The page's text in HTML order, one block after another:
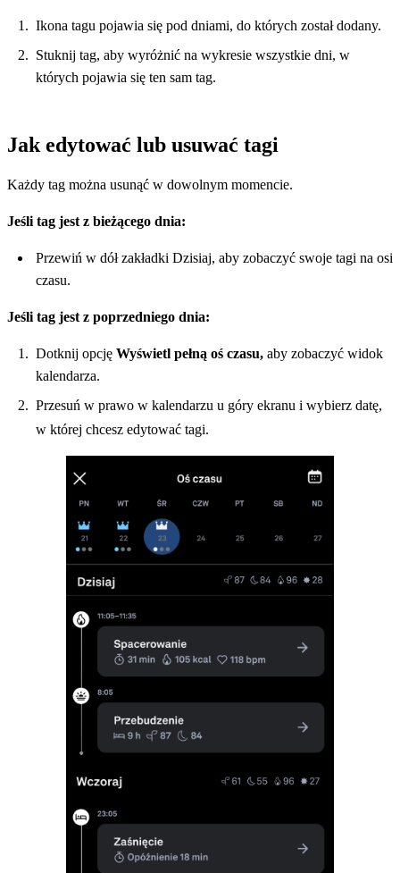
Ikona tagu pojawia się pod dniami, do których został dodany.
Stuknij tag, aby wyróżnić na wykresie wszystkie dni, w
których pojawia się ten sam tag.
Jak edytować lub usuwać tagi
Każdy tag można usunąć w dowolnym momencie.
Jeśli tag jest z bieżącego dnia:
Przewiń w dół zakładki Dzisiaj, aby zobaczyć swoje tagi na osi
czasu.
Jeśli tag jest z poprzedniego dnia:
Dotknij opcję Wyświetl pełną oś czasu, aby zobaczyć widok
kalendarza.
Przesuń w prawo w kalendarzu u góry ekranu i wybierz datę,
w której chcesz edytować tagi.